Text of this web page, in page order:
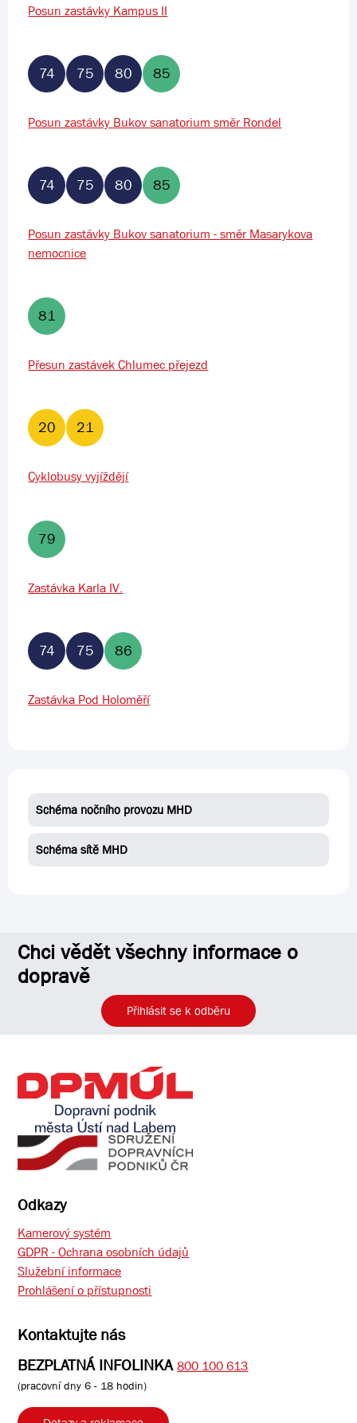
Posun zastávky Kampus II
74 75 80 85
Posun zastávky Bukov sanatorium směr Rondel
74 75 80 85
Posun zastávky Bukov sanatorium - směr Masarykova
nemocnice
81
Přesun zastávek Chlumec přejezd
20 21
Cyklobusy vyjíždějí
79
Zastávka Karla IV.
74 75 86
Zastávka Pod Holoměří
Schéma nočního provozu MHD
Schéma sítě MHD
Chci vědět všechny informace o
dopravě
Přihlásit se k odběru
Odkazy
Kamerový systém
GDPR - Ochrana osobních údajů
Služební informace
Prohlášení o přístupnosti
Kontaktujte nás
BEZPLATNÁ INFOLINKA 800 100 613
(pracovní dny 6 - 18 hodin)